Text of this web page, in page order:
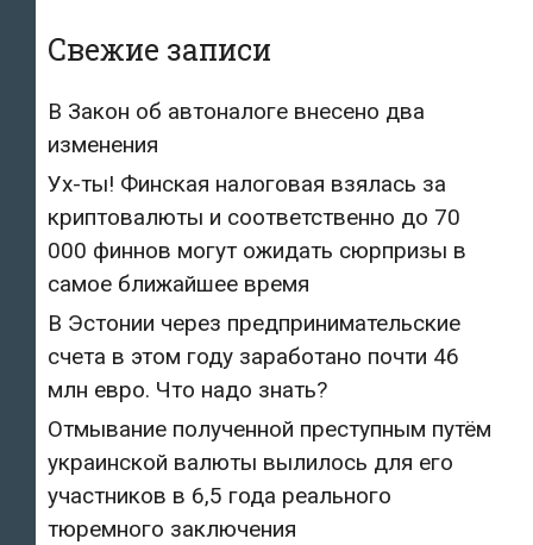
Свежие записи
В Закон об автоналоге внесено два
изменения
Ух-ты! Финская налоговая взялась за
криптовалюты и соответственно до 70
000 финнов могут ожидать сюрпризы в
самое ближайшее время
В Эстонии через предпринимательские
счета в этом году заработано почти 46
млн евро. Что надо знать?
Отмывание полученной преступным путём
украинской валюты вылилось для его
участников в 6,5 года реального
тюремного заключения